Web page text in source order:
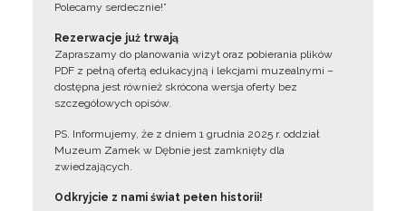
Polecamy serdecznie!”
Rezerwacje już trwają
Zapraszamy do planowania wizyt oraz pobierania plików
PDF z pełną ofertą edukacyjną i lekcjami muzealnymi –
dostępna jest również skrócona wersja oferty bez
szczegółowych opisów.
PS. Informujemy, że z dniem 1 grudnia 2025 r. oddział
Muzeum Zamek w Dębnie jest zamknięty dla
zwiedzających.
Odkryjcie z nami świat pełen historii!